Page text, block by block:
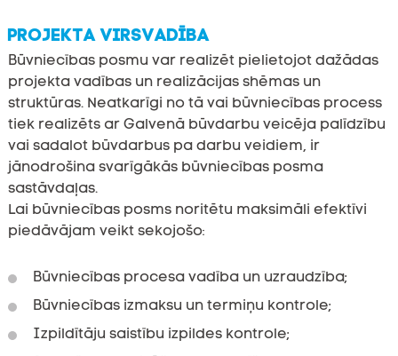
PROJEKTA VIRSVADĪBA
Būvniecības posmu var realizēt pielietojot dažādas
projekta vadības un realizācijas shēmas un
struktūras. Neatkarīgi no tā vai būvniecības process
tiek realizēts ar Galvenā būvdarbu veicēja palīdzību
vai sadalot būvdarbus pa darbu veidiem, ir
jānodrošina svarīgākās būvniecības posma
sastāvdaļas.
Lai būvniecības posms noritētu maksimāli efektīvi
piedāvājam veikt sekojošo:
Būvniecības procesa vadība un uzraudzība;
Būvniecības izmaksu un termiņu kontrole;
Izpildītāju saistību izpildes kontrole;